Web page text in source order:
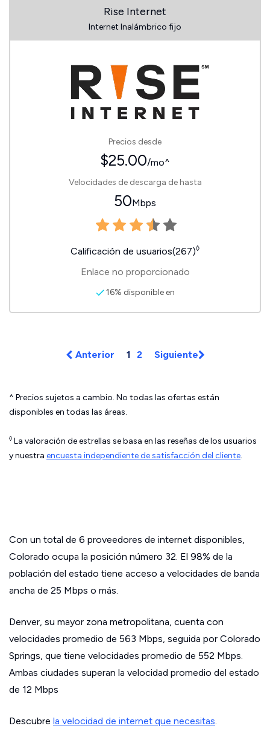
Rise Internet
Internet Inalámbrico fijo
Precios desde
$25.00/mo^
Velocidades de descarga de hasta
50Mbps
Calificación de usuarios(267)◊
Enlace no proporcionado
16% disponible en
Anterior 1 2 Siguiente
^ Precios sujetos a cambio. No todas las ofertas están
disponibles en todas las áreas.
◊ La valoración de estrellas se basa en las reseñas de los usuarios
y nuestra encuesta independiente de satisfacción del cliente.
Con un total de 6 proveedores de internet disponibles,
Colorado ocupa la posición número 32. El 98% de la
población del estado tiene acceso a velocidades de banda
ancha de 25 Mbps o más.
Denver, su mayor zona metropolitana, cuenta con
velocidades promedio de 563 Mbps, seguida por Colorado
Springs, que tiene velocidades promedio de 552 Mbps.
Ambas ciudades superan la velocidad promedio del estado
de 12 Mbps
Descubre la velocidad de internet que necesitas.